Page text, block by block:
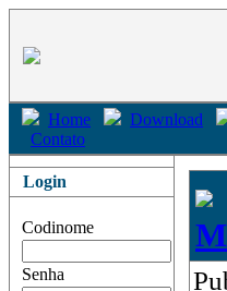
Home Download
Contato
Login
Codinome
Senha